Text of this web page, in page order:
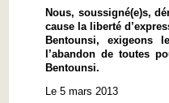
Nous, soussigné(e)s,
cause la liberté
Bentounsi, exigeons
l’abandon de toutes
Bentounsi.
Le 5 mars 2013